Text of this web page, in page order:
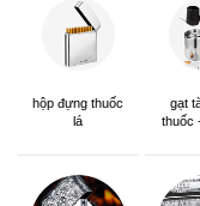
hộp đựng thuốc
lá
gạt
thuốc